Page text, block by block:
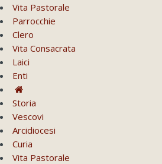
Vita Pastorale
Parrocchie
Clero
Vita Consacrata
Laici
Enti
Storia
Vescovi
Arcidiocesi
Curia
Vita Pastorale